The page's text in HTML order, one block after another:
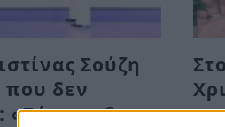
Σούζη
που δεν
«Σήμερα δεν
Κυ,